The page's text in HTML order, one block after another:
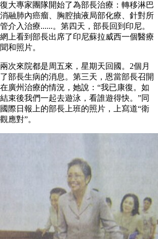
專家團隊開始了為部長治療：轉移淋巴
融肺內癌瘤、胸腔抽液局部化療、針對所
介入治療......。第四天，部長回到印尼。
上看到部長出席了印尼蘇拉威西一個醫療
和照片。
來院都是周五來，星期天回國。 2個月
部長生病的消息。第三天，恩當部長召開
廣州治療的情況，她說：“我已康復。如
束後我們一起去遊泳，看誰遊得快。”同
際日報上的部長上班的照片，上寫道“衛
應對”。